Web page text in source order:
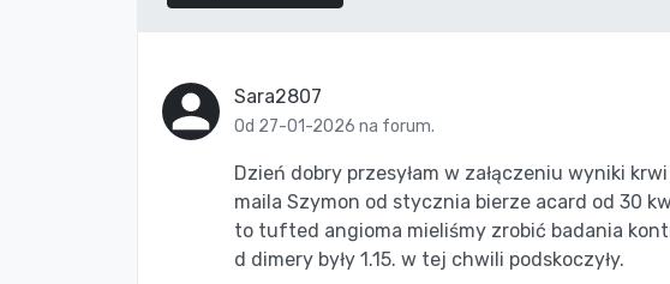
Sara2807
Od 27-01-2026 na forum.
Dzień dobry przesyłam w załączeniu wyniki
maila Szymon od stycznia bierze acard od 30
to tufted angioma mieliśmy zrobić badania
d dimery były 1.15. w tej chwili podskoczyły.